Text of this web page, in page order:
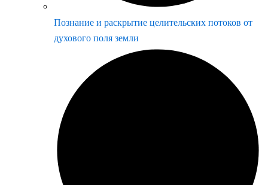
Познание и раскрытие целительских потоков от
духового поля земли